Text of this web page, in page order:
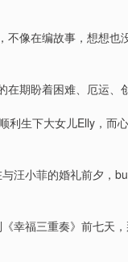
不像在编故事，想想也
在期盼着困难、厄运
利生下大女儿Elly，而
汪小菲的婚礼前夕，
幸福三重奏》前七天